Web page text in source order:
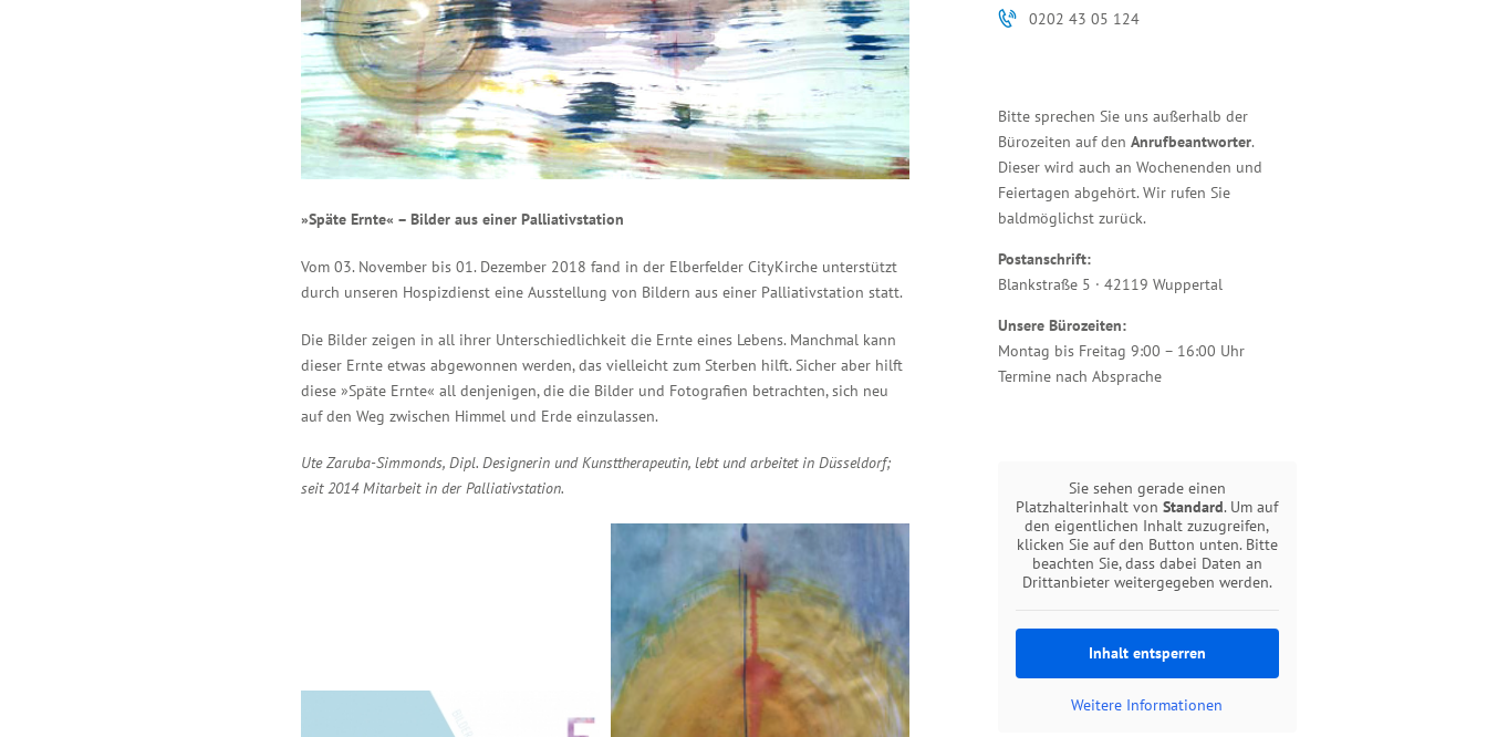
»Späte Ernte« – Bilder aus einer Palliativstation
Vom 03. November bis 01. Dezember 2018 fand in der Elberfelder CityKirche unterstützt
durch unseren Hospizdienst eine Ausstellung von Bildern aus einer Palliativstation statt.
Die Bilder zeigen in all ihrer Unterschiedlichkeit die Ernte eines Lebens. Manchmal kann
dieser Ernte etwas abgewonnen werden, das vielleicht zum Sterben hilft. Sicher aber hilft
diese »Späte Ernte« all denjenigen, die die Bilder und Fotografien betrachten, sich neu
auf den Weg zwischen Himmel und Erde einzulassen.
Ute Zaruba-Simmonds, Dipl. Designerin und Kunsttherapeutin, lebt und arbeitet in Düsseldorf;
seit 2014 Mitarbeit in der Palliativstation.
0202 43 05 124
Bitte sprechen Sie uns außerhalb der
Bürozeiten auf den Anrufbeantworter.
Dieser wird auch an Wochenenden und
Feiertagen abgehört. Wir rufen Sie
baldmöglichst zurück.
Postanschrift:
Blankstraße 5 · 42119 Wuppertal
Unsere Bürozeiten:
Montag bis Freitag 9:00 – 16:00 Uhr
Termine nach Absprache
Sie sehen gerade einen
Platzhalterinhalt vonStandard. Um auf
den eigentlichen Inhalt zuzugreifen,
klicken Sie auf den Button unten. Bitte
beachten Sie, dass dabei Daten an
Drittanbieter weitergegeben werden.
Inhalt entsperren
Weitere Informationen